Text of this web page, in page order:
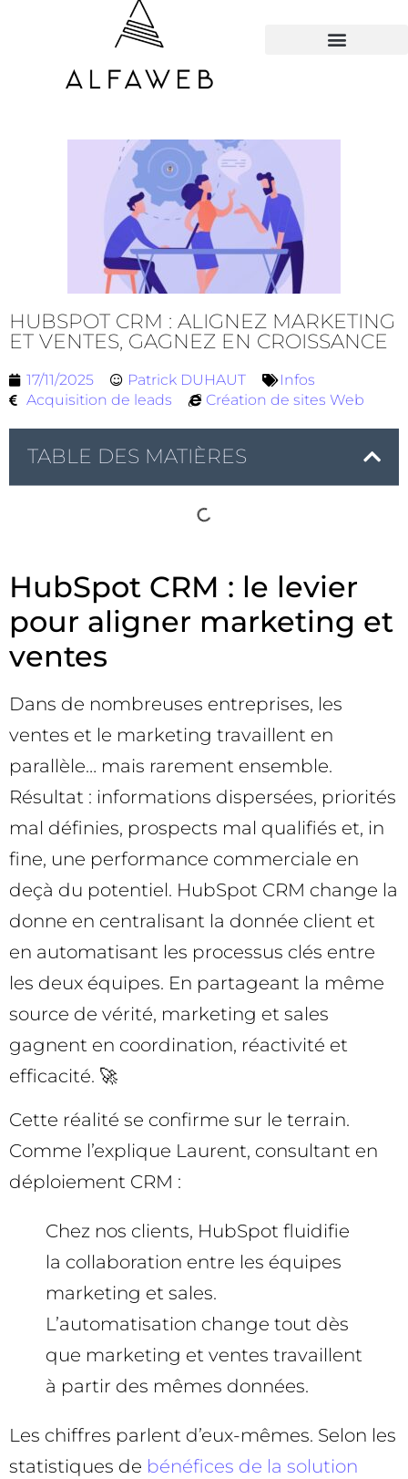
HUBSPOT CRM : ALIGNEZ MARKETING
ET VENTES, GAGNEZ EN CROISSANCE
17/11/2025 Patrick DUHAUT
Infos
Acquisition de leads
Création de sites Web
TABLE DES MATIÈRES
HubSpot CRM : le levier
pour aligner marketing et
ventes
Dans de nombreuses entreprises, les
ventes et le marketing travaillent en
parallèle… mais rarement ensemble.
Résultat : informations dispersées, priorités
mal définies, prospects mal qualifiés et, in
fine, une performance commerciale en
deçà du potentiel. HubSpot CRM change la
donne en centralisant la donnée client et
en automatisant les processus clés entre
les deux équipes. En partageant la même
source de vérité, marketing et sales
gagnent en coordination, réactivité et
efficacité. 🚀
Cette réalité se confirme sur le terrain.
Comme l’explique Laurent, consultant en
déploiement CRM :
Chez nos clients, HubSpot fluidifie
la collaboration entre les équipes
marketing et sales.
L’automatisation change tout dès
que marketing et ventes travaillent
à partir des mêmes données.
Les chiffres parlent d’eux-mêmes. Selon les
statistiques de bénéfices de la solution